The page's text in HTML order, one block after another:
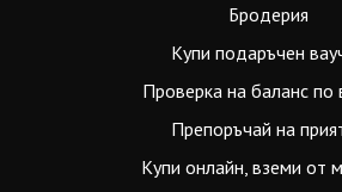
Бродерия
Купи подаръчен
Проверка на баланс по
Препоръчай на
Купи онлайн, вземи от